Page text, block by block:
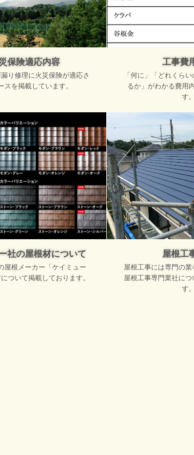
保険適応内容
り修理に火災保険が適応さ
スを掲載しています。
工事費
「何に」「どれくら
るか」がわかる費用
す。
社の屋根材について
屋根メーカー「ケイミュー
ついて掲載しております。
屋根工
屋根工事には専門の
屋根工事専門業社につ
す。